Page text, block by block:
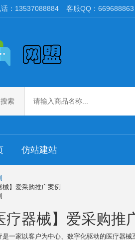
：13537088884 客服QQ：669688863
索
仿站建站
械】爱采购推广案例
疗器械】爱采购推
是一家以客户为中心、数字化驱动的医疗器